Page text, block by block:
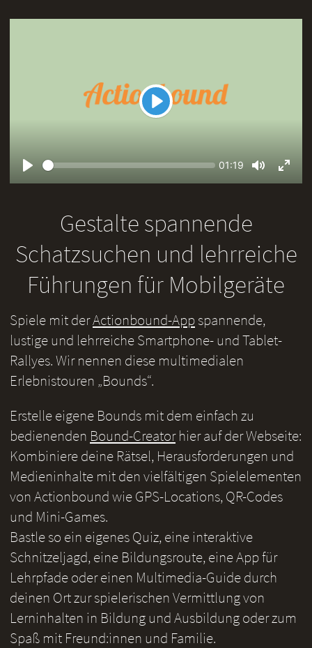
Play
Seek
Current
01:19
Mute
Gestalte spannende
Schatzsuchen und lehrreiche
Führungen für Mobilgeräte
Spiele mit derActionbound-Appspannende,
lustige und lehrreiche Smartphone- und Tablet-
Rallyes. Wir nennen diese multimedialen
Erlebnistouren „Bounds“.
Erstelle eigene Bounds mit dem einfach zu
bedienenden Bound-Creatorhier auf der Webseite:
Kombiniere deine Rätsel, Herausforderungen und
Medieninhalte mit den vielfältigen Spielelementen
von Actionbound wie GPS-Locations, QR-Codes
und Mini-Games.
Bastle so ein eigenes Quiz, eine interaktive
Schnitzeljagd, eine Bildungsroute, eine App für
Lehrpfade oder einen Multimedia-Guide durch
deinen Ort zur spielerischen Vermittlung von
Lerninhalten in Bildung und Ausbildung oder zum
Spaß mit Freund:innen und Familie.